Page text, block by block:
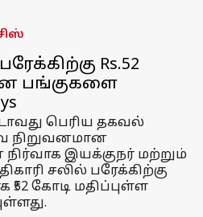
Rs.52
பங்குகளை
பெரிய தகவல்
நிறுவனமான
இயக்குநர் மற்றும்
சலில் பரேக்கிற்கு
₹52 கோடி மதிப்புள்ள